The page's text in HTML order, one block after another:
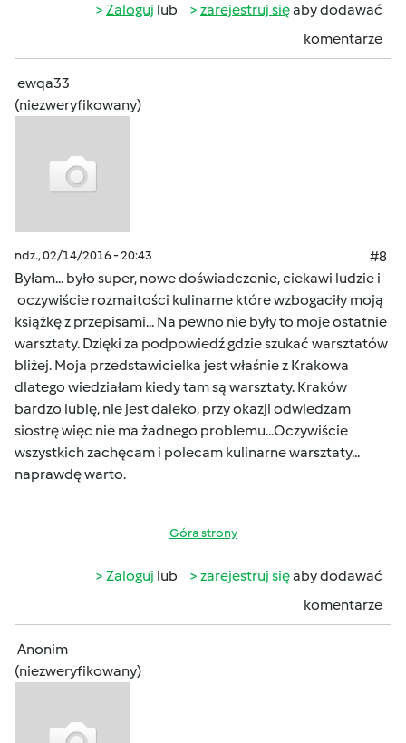
Zaloguj lub zarejestruj sięaby dodawać
komentarze
ewqa33
(niezweryfikowany)
ndz., 02/14/2016 - 20:43
#8
Byłam... było super, nowe doświadczenie, ciekawi ludzie i
oczywiście rozmaitości kulinarne które wzbogaciły moją
książkę z przepisami... Na pewno nie były to moje ostatnie
warsztaty. Dzięki za podpowiedź gdzie szukać warsztatów
bliżej. Moja przedstawicielka jest właśnie z Krakowa
dlatego wiedziałam kiedy tam są warsztaty. Kraków
bardzo lubię, nie jest daleko, przy okazji odwiedzam
siostrę więc nie ma żadnego problemu...Oczywiście
wszystkich zachęcam i polecam kulinarne warsztaty...
naprawdę warto.
Góra strony
Zaloguj lub zarejestruj sięaby dodawać
komentarze
Anonim
(niezweryfikowany)